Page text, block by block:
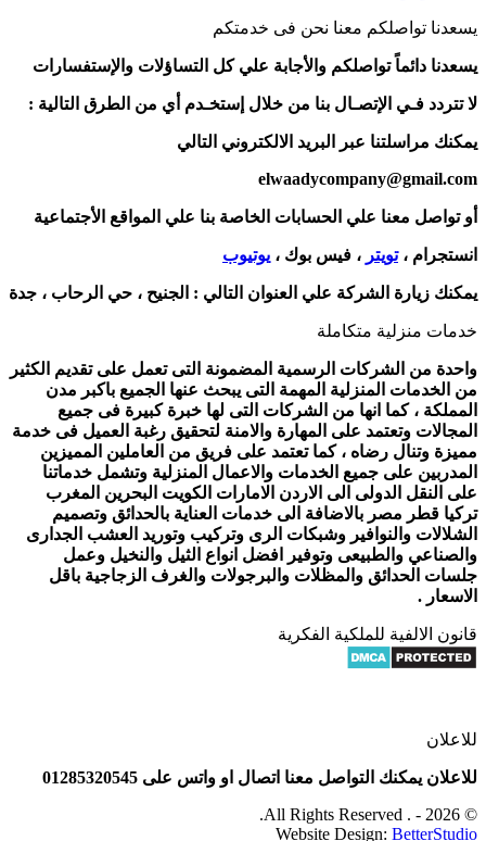
يسعدنا تواصلكم معنا نحن فى خدمتكم
يسعدنا دائماً تواصلكم والأجابة علي كل التساؤلات والإستفسارات
لا تتردد فـي الإتصـال بنا من خلال إستخـدم أي من الطرق التالية :
يمكنك مراسلتنا عبر البريد الالكتروني التالي
elwaadycompany@gmail.com
أو تواصل معنا علي الحسابات الخاصة بنا علي المواقع الأجتماعية
انستجرام ،تويتر ، فيس بوك ، يوتيوب
يمكنك زيارة الشركة علي العنوان التالي : الجنيح ، حي الرحاب ، جدة
خدمات منزلية متكاملة
واحدة من الشركات الرسمية المضمونة التى تعمل على تقديم الكثير
من الخدمات المنزلية المهمة التى يبحث عنها الجميع باكبر مدن
المملكة ، كما انها من الشركات التى لها خبرة كبيرة فى جميع
المجالات وتعتمد على المهارة والامنة لتحقيق رغبة العميل فى خدمة
مميزة وتنال رضاه ، كما تعتمد على فريق من العاملين المميزين
المدربين على جميع الخدمات والاعمال المنزلية وتشمل خدماتنا
على النقل الدولى الى الاردن الامارات الكويت البحرين المغرب
تركيا قطر مصر بالاضافة الى خدمات العناية بالحدائق وتصميم
الشلالات والنوافير وشبكات الرى وتركيب وتوريد العشب الجدارى
والصناعي والطبيعى وتوفير افضل انواع الثيل والنخيل وعمل
جلسات الحدائق والمظلات والبرجولات والغرف الزجاجية باقل
الاسعار .
قانون الالفية للملكية الفكرية
للاعلان
للاعلان يمكنك التواصل معنا اتصال او واتس على 01285320545
© 2026 - . All Rights Reserved.
Website Design: BetterStudio